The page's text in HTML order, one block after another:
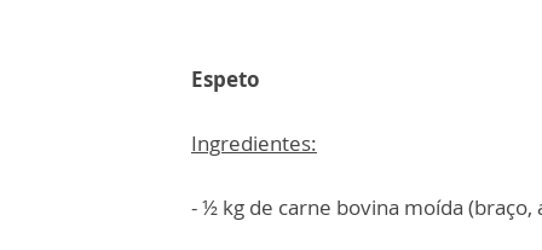
Espeto
Ingredientes:
- ½ kg de carne bovina moída (braço,